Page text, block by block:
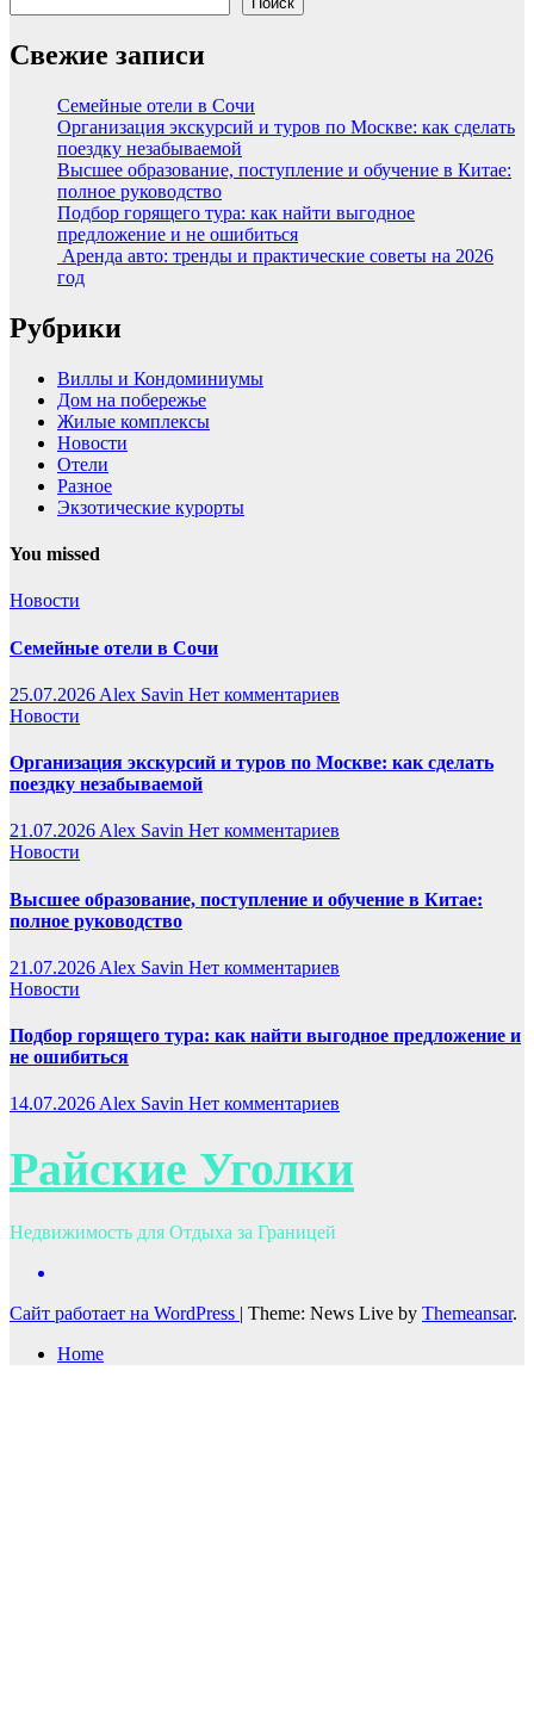
Свежие записи
Семейные отели в Сочи
Организация экскурсий и туров по Москве: как сделать
поездку незабываемой
Высшее образование, поступление и обучение в Китае:
полное руководство
Подбор горящего тура: как найти выгодное
предложение и не ошибиться
Аренда авто: тренды и практические советы на 2026
год
Рубрики
Виллы и Кондоминиумы
Дом на побережье
Жилые комплексы
Новости
Отели
Разное
Экзотические курорты
You missed
Новости
Семейные отели в Сочи
25.07.2026 Alex Savin Нет комментариев
Новости
Организация экскурсий и туров по Москве: как сделать
поездку незабываемой
21.07.2026 Alex Savin Нет комментариев
Новости
Высшее образование, поступление и обучение в Китае:
полное руководство
21.07.2026 Alex Savin Нет комментариев
Новости
Подбор горящего тура: как найти выгодное предложение и
не ошибиться
14.07.2026 Alex Savin Нет комментариев
Райские Уголки
Недвижимость для Отдыха за Границей
Сайт работает на WordPress | Theme: News Live by Themeansar.
Home